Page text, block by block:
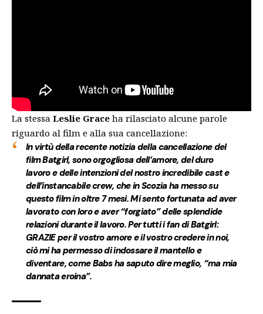
La stessa Leslie Grace ha rilasciato alcune parole
riguardo al film e alla sua cancellazione:
In virtù della recente notizia della cancellazione del
film Batgirl, sono orgogliosa dell’amore, del duro
lavoro e delle intenzioni del nostro incredibile cast e
dell’instancabile crew, che in Scozia ha messo su
questo film in oltre 7 mesi. Mi sento fortunata ad aver
lavorato con loro e aver “forgiato” delle splendide
relazioni durante il lavoro. Per tutti i fan di Batgirl:
GRAZIE per il vostro amore e il vostro credere in noi,
ciò mi ha permesso di indossare il mantello e
diventare, come Babs ha saputo dire meglio, “ma mia
dannata eroina”.